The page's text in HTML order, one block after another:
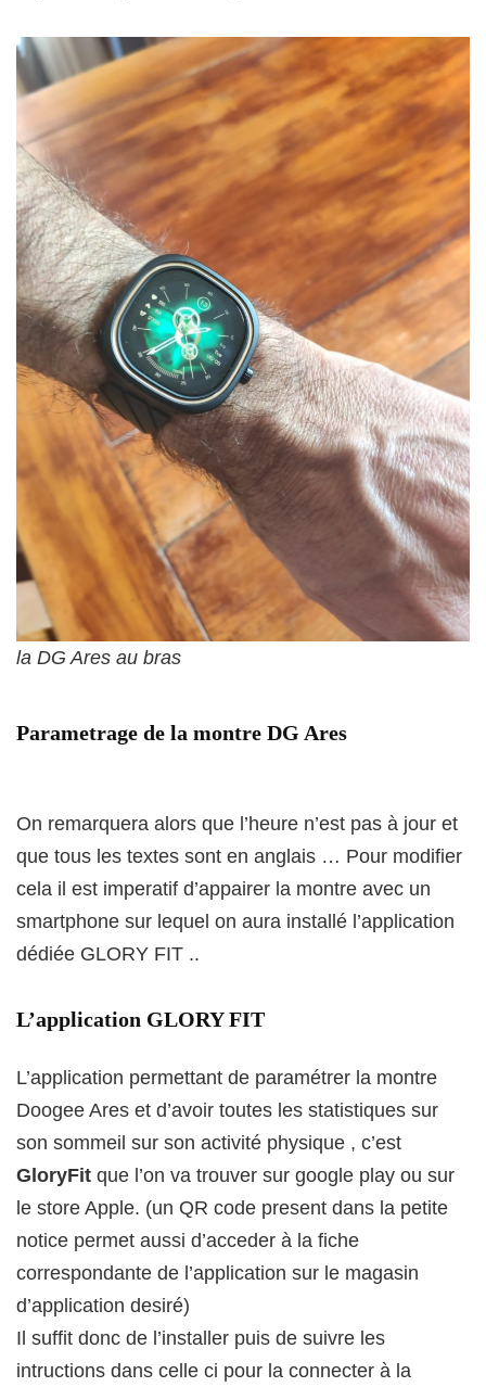
la DG Ares au bras
Parametrage de la montre DG Ares
On remarquera alors que l’heure n’est pas à jour et
que tous les textes sont en anglais … Pour modifier
cela il est imperatif d’appairer la montre avec un
smartphone sur lequel on aura installé l’application
dédiée GLORY FIT ..
L’application GLORY FIT
L’application permettant de paramétrer la montre
Doogee Ares et d’avoir toutes les statistiques sur
son sommeil sur son activité physique , c’est
GloryFit que l’on va trouver sur google play ou sur
le store Apple. (un QR code present dans la petite
notice permet aussi d’acceder à la fiche
correspondante de l’application sur le magasin
d’application desiré)
Il suffit donc de l’installer puis de suivre les
intructions dans celle ci pour la connecter à la